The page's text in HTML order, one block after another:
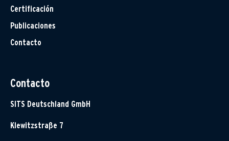
Certificación
Publicaciones
Contacto
Contacto
SITS Deutschland GmbH
Klewitzstraße 7